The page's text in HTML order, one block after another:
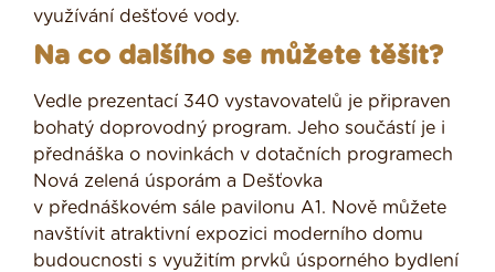
využívání dešťové vody.
Na co dalšího se můžete těšit?
Vedle prezentací 340 vystavovatelů je připraven
bohatý doprovodný program. Jeho součástí je i
přednáška o novinkách v dotačních programech
Nová zelená úsporám a Dešťovka
v přednáškovém sále pavilonu A1. Nově můžete
navštívit atraktivní expozici moderního domu
budoucnosti s využitím prvků úsporného bydlení